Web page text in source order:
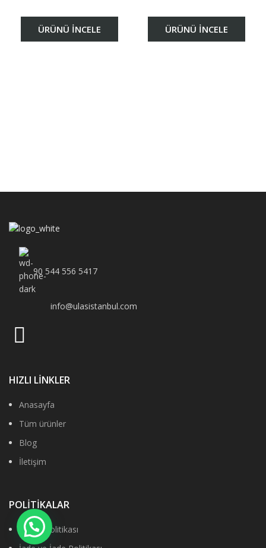
ÜRÜNÜ İNCELE ÜRÜNÜ İNCELE
90 544 556 5417
info@ulasistanbul.com
HIZLI LİNKLER
Anasayfa
Tüm ürünler
Blog
İletişim
POLİTİKALAR
Gizlilik Politikası